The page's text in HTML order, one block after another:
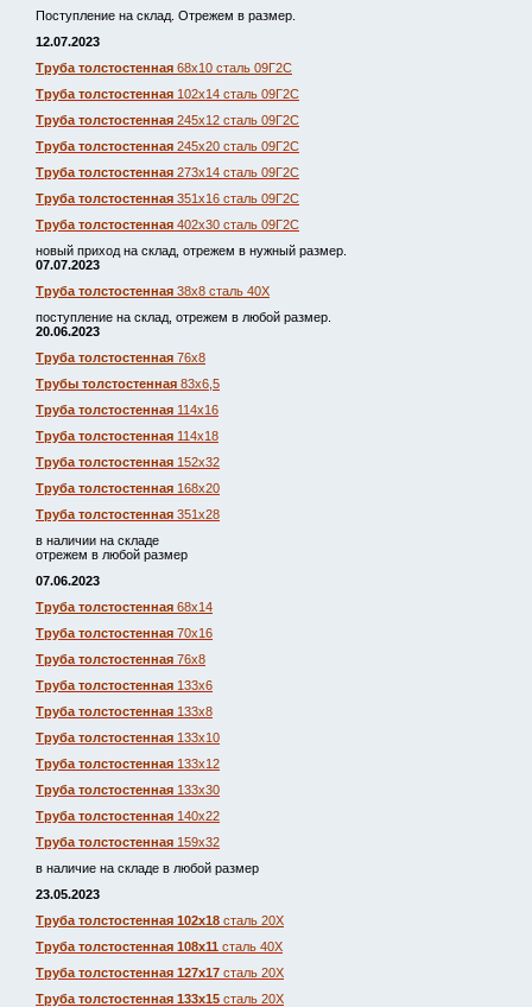
Поступление на склад. Отрежем в размер.
12.07.2023
Труба толстостенная 68х10 сталь 09Г2С
Труба толстостенная 102х14 сталь 09Г2С
Труба толстостенная 245х12 сталь 09Г2С
Труба толстостенная 245х20 сталь 09Г2С
Труба толстостенная 273х14 сталь 09Г2С
Труба толстостенная 351х16 сталь 09Г2С
Труба толстостенная 402х30 сталь 09Г2С
новый приход на склад, отрежем в нужный размер.
07.07.2023
Труба толстостенная 38х8 сталь 40Х
поступление на склад, отрежем в любой размер.
20.06.2023
Труба толстостенная 76х8
Трубы толстостенная 83х6,5
Труба толстостенная 114х16
Труба толстостенная 114х18
Труба толстостенная 152х32
Труба толстостенная 168х20
Труба толстостенная 351х28
в наличии на складе
отрежем в любой размер
07.06.2023
Труба толстостенная 68х14
Труба толстостенная 70х16
Труба толстостенная 76х8
Труба толстостенная 133х6
Труба толстостенная 133х8
Труба толстостенная 133х10
Труба толстостенная 133х12
Труба толстостенная 133х30
Труба толстостенная 140х22
Труба толстостенная 159х32
в наличие на складе в любой размер
23.05.2023
Труба толстостенная 102х18 сталь 20Х
Труба толстостенная 108х11 сталь 40Х
Труба толстостенная 127х17 сталь 20Х
Труба толстостенная 133х15 сталь 20Х